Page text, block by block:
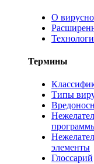
О
Термины
Типы
элементы
Глоссарий